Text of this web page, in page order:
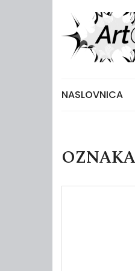
NASLOVNICA